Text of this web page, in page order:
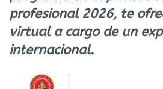
profesional 2026, te
virtual a cargo de un
internacional.